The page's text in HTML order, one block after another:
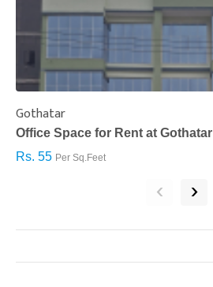
Gothatar
Office Space for Rent at Gothatar
Rs. 55 Per Sq.Feet
‹ ›